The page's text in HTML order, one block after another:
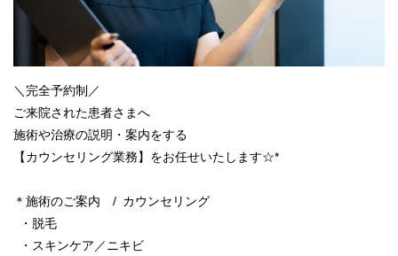
＼完全予約制／
ご来院された患者さまへ
施術や治療の説明・案内をする
【カウンセリング業務】をお任せいたします☆*
＊施術のご案内 / カウンセリング
・脱毛
・スキンケア／ニキビ